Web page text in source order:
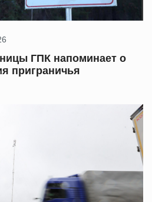
ГПК напоминает о
приграничья